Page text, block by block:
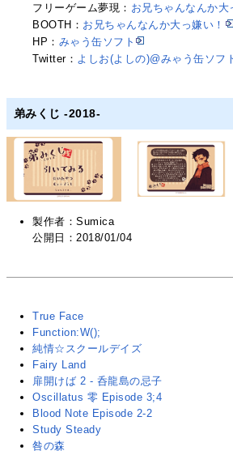
フリーゲーム夢現： お兄ちゃんなんか大
BOOTH： お兄ちゃんなんか大っ嫌い！
HP： みゃう缶ソフト
Twitter： よしお(よしの)@みゃう缶ソフ
弟みくじ -2018-
製作者：Sumica
公開日：2018/01/04
True Face
Function:W();
純情☆スクールデイズ
Fairy Land
扉開けば 2 - 呑龍島の忌子
Oscillatus 零 Episode 3;4
Blood Note Episode 2-2
Study Steady
咎の森